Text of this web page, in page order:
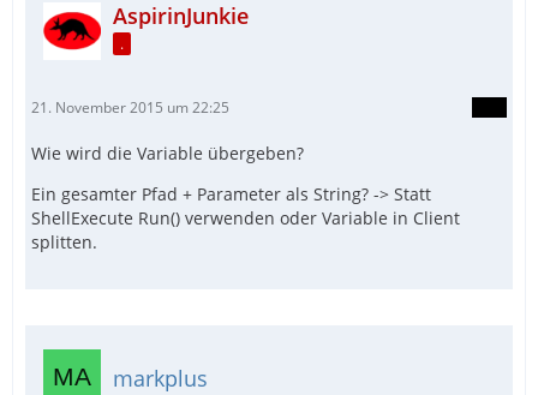
AspirinJunkie
.
21. November 2015 um 22:25
Wie wird die Variable übergeben?
Ein gesamter Pfad + Parameter als String? -> Statt
ShellExecute Run() verwenden oder Variable in Client
splitten.
markplus